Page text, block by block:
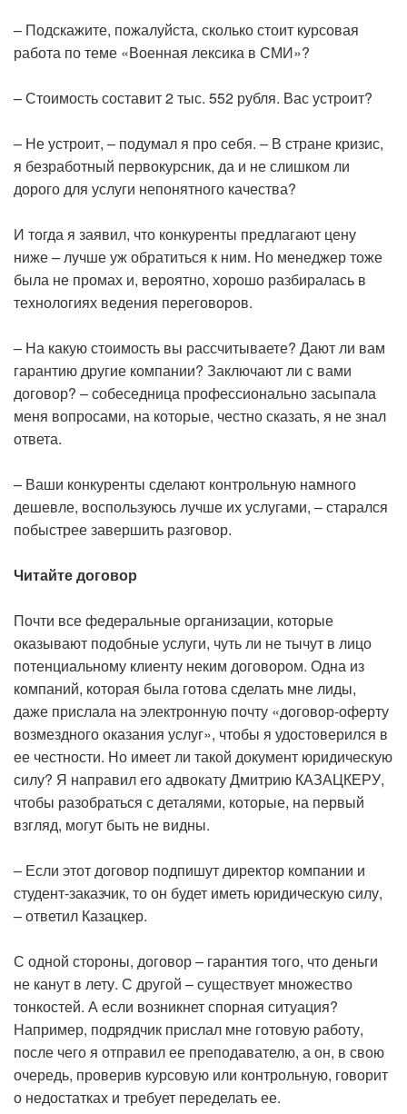
– Подскажите, пожалуйста, сколько стоит курсовая
работа по теме «Военная лексика в СМИ»?
– Стоимость составит 2 тыс. 552 рубля. Вас устроит?
– Не устроит, – подумал я про себя. – В стране кризис,
я безработный первокурсник, да и не слишком ли
дорого для услуги непонятного качества?
И тогда я заявил, что конкуренты предлагают цену
ниже – лучше уж обратиться к ним. Но менеджер тоже
была не промах и, вероятно, хорошо разбиралась в
технологиях ведения переговоров.
– На какую стоимость вы рассчитываете? Дают ли вам
гарантию другие компании? Заключают ли с вами
договор? – собеседница профессионально засыпала
меня вопросами, на которые, честно сказать, я не знал
ответа.
– Ваши конкуренты сделают контрольную намного
дешевле, воспользуюсь лучше их услугами, – старался
побыстрее завершить разговор.
Читайте договор
Почти все федеральные организации, которые
оказывают подобные услуги, чуть ли не тычут в лицо
потенциальному клиенту неким договором. Одна из
компаний, которая была готова сделать мне лиды,
даже прислала на электронную почту «договор-оферту
возмездного оказания услуг», чтобы я удостоверился в
ее честности. Но имеет ли такой документ юридическую
силу? Я направил его адвокату Дмитрию КАЗАЦКЕРУ,
чтобы разобраться с деталями, которые, на первый
взгляд, могут быть не видны.
– Если этот договор подпишут директор компании и
студент-заказчик, то он будет иметь юридическую силу,
– ответил Казацкер.
С одной стороны, договор – гарантия того, что деньги
не канут в лету. С другой – существует множество
тонкостей. А если возникнет спорная ситуация?
Например, подрядчик прислал мне готовую работу,
после чего я отправил ее преподавателю, а он, в свою
очередь, проверив курсовую или контрольную, говорит
о недостатках и требует переделать ее.